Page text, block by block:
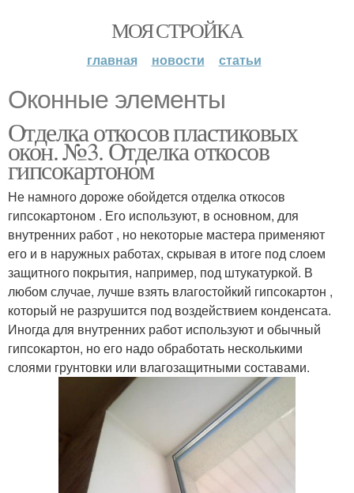
МОЯ СТРОЙКА
главная новости статьи
Оконные элементы
Отделка откосов пластиковых
окон. №3. Отделка откосов
гипсокартоном
Не намного дороже обойдется отделка откосов
гипсокартоном . Его используют, в основном, для
внутренних работ , но некоторые мастера применяют
его и в наружных работах, скрывая в итоге под слоем
защитного покрытия, например, под штукатуркой. В
любом случае, лучше взять влагостойкий гипсокартон ,
который не разрушится под воздействием конденсата.
Иногда для внутренних работ используют и обычный
гипсокартон, но его надо обработать несколькими
слоями грунтовки или влагозащитными составами.